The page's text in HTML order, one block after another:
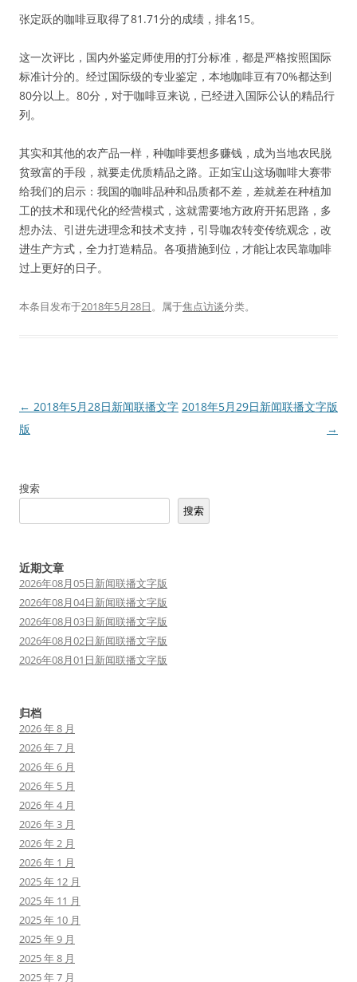
张定跃的咖啡豆取得了81.71分的成绩，排名15。
这一次评比，国内外鉴定师使用的打分标准，都是严格按照国际
标准计分的。经过国际级的专业鉴定，本地咖啡豆有70%都达到
80分以上。80分，对于咖啡豆来说，已经进入国际公认的精品行
列。
其实和其他的农产品一样，种咖啡要想多赚钱，成为当地农民脱
贫致富的手段，就要走优质精品之路。正如宝山这场咖啡大赛带
给我们的启示：我国的咖啡品种和品质都不差，差就差在种植加
工的技术和现代化的经营模式，这就需要地方政府开拓思路，多
想办法、引进先进理念和技术支持，引导咖农转变传统观念，改
进生产方式，全力打造精品。各项措施到位，才能让农民靠咖啡
过上更好的日子。
本条目发布于2018年5月28日。属于焦点访谈分类。
文
章
← 2018年5月28日新闻联播文字
版
2018年5月29日新闻联播文字版
→
搜索
搜索
近期文章
2026年08月05日新闻联播文字版
2026年08月04日新闻联播文字版
2026年08月03日新闻联播文字版
2026年08月02日新闻联播文字版
2026年08月01日新闻联播文字版
归档
2026 年 8 月
2026 年 7 月
2026 年 6 月
2026 年 5 月
2026 年 4 月
2026 年 3 月
2026 年 2 月
2026 年 1 月
2025 年 12 月
2025 年 11 月
2025 年 10 月
2025 年 9 月
2025 年 8 月
2025 年 7 月